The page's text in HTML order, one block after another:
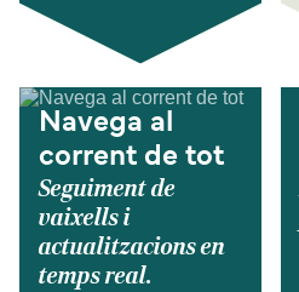
Navega al
corrent de tot
Seguiment de
vaixells i
actualitzacions en
temps real.